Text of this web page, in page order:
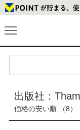
出版社：
価格の安い順 （8）